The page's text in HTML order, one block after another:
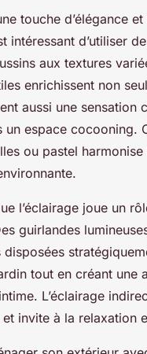
touche d’élégance
intéressant d’utiliser
aux textures
enrichissent non
aussi une sensation
un espace cocooning.
ou pastel harmonise
l’éclairage joue un
guirlandes
disposées
tout en créant une
L’éclairage
et invite à la relaxation